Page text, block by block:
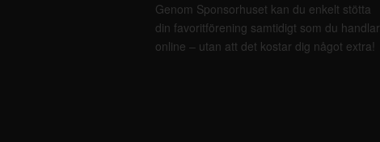
Genom Sponsorhuset kan du enkelt stötta
din favoritförening samtidigt som du handlar
online – utan att det kostar dig något extra!